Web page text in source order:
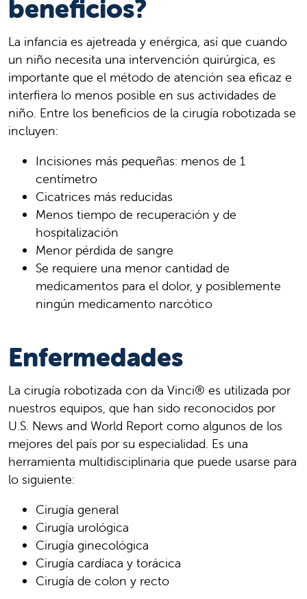
beneficios?
La infancia es ajetreada y enérgica, así que cuando
un niño necesita una intervención quirúrgica, es
importante que el método de atención sea eficaz e
interfiera lo menos posible en sus actividades de
niño. Entre los beneficios de la cirugía robotizada se
incluyen:
Incisiones más pequeñas: menos de 1
centímetro
Cicatrices más reducidas
Menos tiempo de recuperación y de
hospitalización
Menor pérdida de sangre
Se requiere una menor cantidad de
medicamentos para el dolor, y posiblemente
ningún medicamento narcótico
Enfermedades
La cirugía robotizada con da Vinci® es utilizada por
nuestros equipos, que han sido reconocidos por
U.S. News and World Report como algunos de los
mejores del país por su especialidad. Es una
herramienta multidisciplinaria que puede usarse para
lo siguiente:
Cirugía general
Cirugía urológica
Cirugía ginecológica
Cirugía cardíaca y torácica
Cirugía de colon y recto